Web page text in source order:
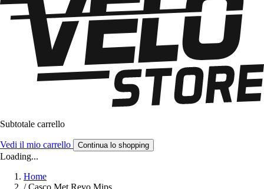
Subtotale carrello
Vedi il mio carrello Continua lo shopping
Loading...
Home